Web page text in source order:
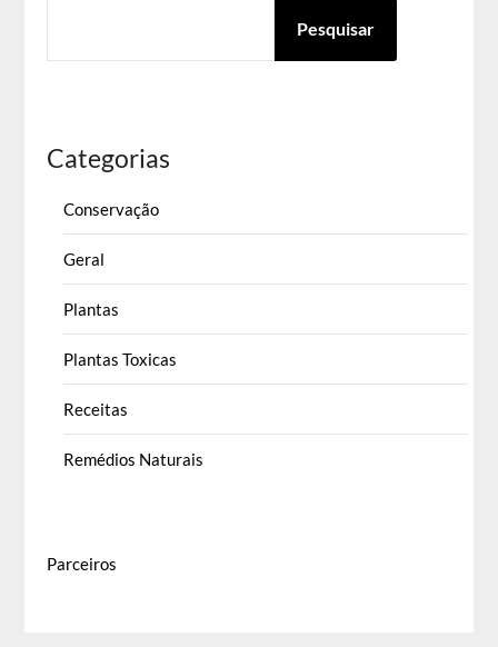
Pesquisar
Categorias
Conservação
Geral
Plantas
Plantas Toxicas
Receitas
Remédios Naturais
Parceiros